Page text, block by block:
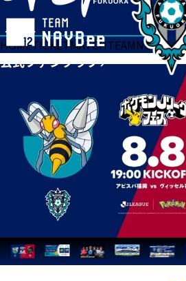
HOMETICKETMATCHTEAMNEWS